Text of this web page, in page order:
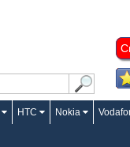
HTC Nokia